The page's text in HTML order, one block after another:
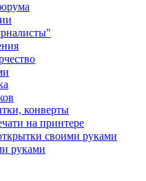
конверты
на принтере
своими руками
руками